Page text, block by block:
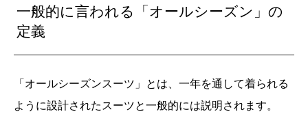
一般的に言われる「オールシーズン」の
定義
「オールシーズンスーツ」とは、一年を通して着られる
ように設計されたスーツと一般的には説明されます。